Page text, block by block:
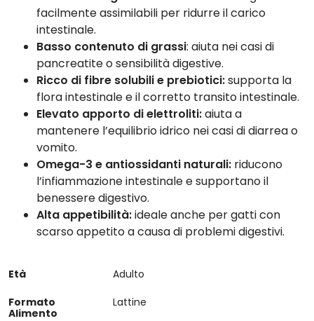
facilmente assimilabili per ridurre il carico
intestinale.
Basso contenuto di grassi: aiuta nei casi di
pancreatite o sensibilità digestive.
Ricco di fibre solubili e prebiotici:supporta la
flora intestinale e il corretto transito intestinale.
Elevato apporto di elettroliti:aiuta a
mantenere l’equilibrio idrico nei casi di diarrea o
vomito.
Omega-3 e antiossidanti naturali: riducono
l’infiammazione intestinale e supportano il
benessere digestivo.
Alta appetibilità:ideale anche per gatti con
scarso appetito a causa di problemi digestivi.
Età
Adulto
Formato
Alimento
Lattine